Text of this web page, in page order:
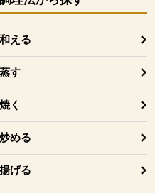
和える
蒸す
焼く
炒める
揚げる